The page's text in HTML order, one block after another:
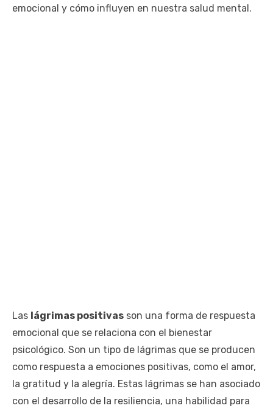
emocional y cómo influyen en nuestra salud mental.
Las lágrimas positivas son una forma de respuesta
emocional que se relaciona con el bienestar
psicológico. Son un tipo de lágrimas que se producen
como respuesta a emociones positivas, como el amor,
la gratitud y la alegría. Estas lágrimas se han asociado
con el desarrollo de la resiliencia, una habilidad para